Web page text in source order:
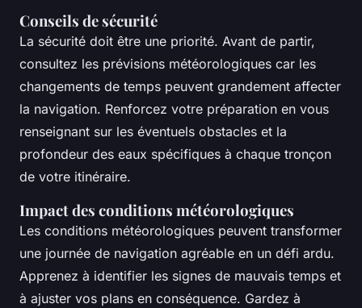
Conseils de sécurité
La sécurité doit être une priorité. Avant de partir,
consultez les prévisions météorologiques car les
changements de temps peuvent grandement affecter
la navigation. Renforcez votre préparation en vous
renseignant sur les éventuels obstacles et la
profondeur des eaux spécifiques à chaque tronçon
de votre itinéraire.
Impact des conditions météorologiques
Les conditions météorologiques peuvent transformer
une journée de navigation agréable en un défi ardu.
Apprenez à identifier les signes de mauvais temps et
à ajuster vos plans en conséquence. Gardez à